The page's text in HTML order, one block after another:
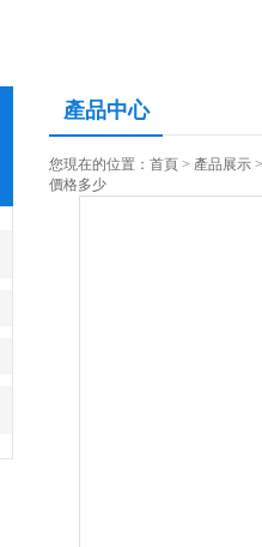
產品中心
您現在的位置： 首頁 > 產品展示
價格多少